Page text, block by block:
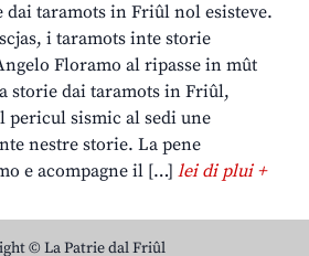
taramots in Friûl nol esisteve.
i taramots inte storie
Floramo al ripasse in mût
storie dai taramots in Friûl,
pericul sismic al sedi une
nestre storie. La pene
e acompagne il […] lei di plui +
© La Patrie dal Friûl